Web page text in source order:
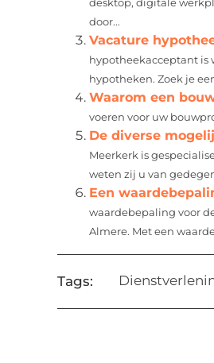
desktop, digitale
door...
Vacature
hypotheekacceptant is
hypotheken. Zoek je
Waarom een
voeren voor uw
De diverse
Meerkerk is
weten zij u van
Een
waardebepaling voor
Almere. Met een
Tags: